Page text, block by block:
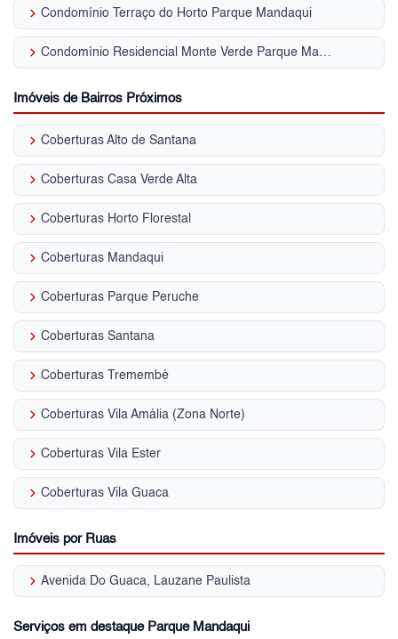
keyboard_arrow_right Condomínio Terraço do Horto Parque Mandaqui
keyboard_arrow_right Condomínio Residencial Monte Verde Parque Mandaqui
Imóveis de Bairros Próximos
keyboard_arrow_right Coberturas Alto de Santana
keyboard_arrow_right Coberturas Casa Verde Alta
keyboard_arrow_right Coberturas Horto Florestal
keyboard_arrow_right Coberturas Mandaqui
keyboard_arrow_right Coberturas Parque Peruche
keyboard_arrow_right Coberturas Santana
keyboard_arrow_right Coberturas Tremembé
keyboard_arrow_right Coberturas Vila Amália (Zona Norte)
keyboard_arrow_right Coberturas Vila Ester
keyboard_arrow_right Coberturas Vila Guaca
Imóveis por Ruas
keyboard_arrow_right Avenida Do Guaca, Lauzane Paulista
Serviços em destaque Parque Mandaqui